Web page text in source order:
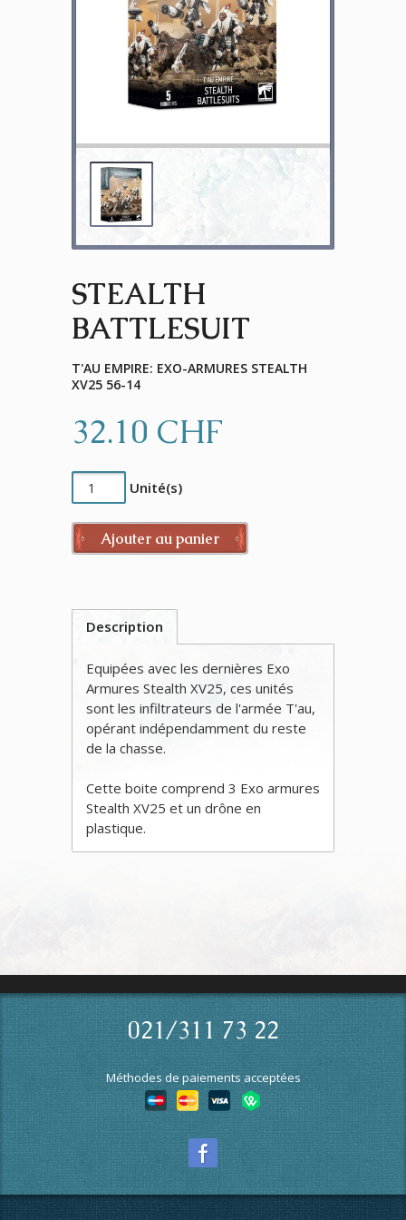
STEALTH
BATTLESUIT
T'AU EMPIRE: EXO-ARMURES STEALTH
XV25 56-14
32.10 CHF
Unité(s)
Ajouter au panier
Description
Equipées avec les dernières Exo
Armures Stealth XV25, ces unités
sont les infiltrateurs de l'armée T'au,
opérant indépendamment du reste
de la chasse.
Cette boite comprend 3 Exo armures
Stealth XV25 et un drône en
plastique.
021/311 73 22
Méthodes de paiements acceptées